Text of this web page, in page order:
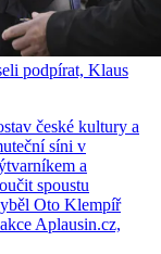
podpírat, Klaus
české kultury a
síni v
a
spoustu
Oto Klempíř
Aplausin.cz,